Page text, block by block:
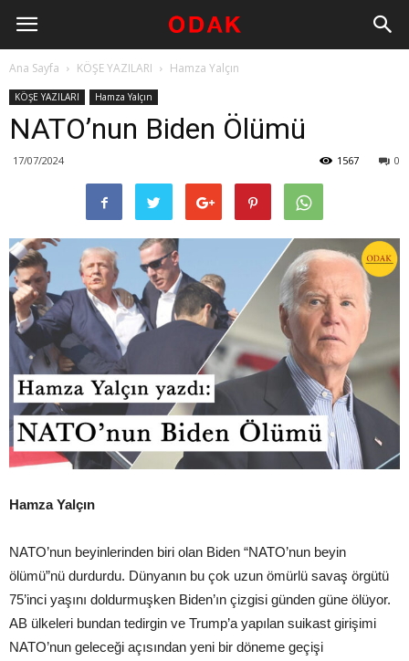
Ana Sayfa KÖŞE YAZILARI Hamza Yalçın
KÖŞE YAZILARI Hamza Yalçın
NATO’nun Biden Ölümü
17/07/2024 0
1567
Hamza Yalçın
NATO’nun beyinlerinden biri olan Biden “NATO’nun beyin
ölümü”nü durdurdu. Dünyanın bu çok uzun ömürlü savaş örgütü
75’inci yaşını doldurmuşken Biden’ın çizgisi günden güne ölüyor.
AB ülkeleri bundan tedirgin ve Trump’a yapılan suikast girişimi
NATO’nun geleceği açısından yeni bir döneme geçişi